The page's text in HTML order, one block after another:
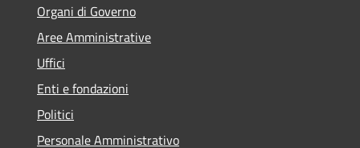
Organi di Governo
Aree Amministrative
Uffici
Enti e fondazioni
Politici
Personale Amministrativo